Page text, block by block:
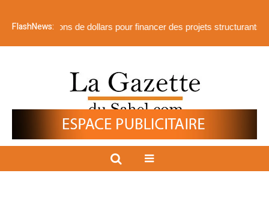
FlashNews:
millions de dollars pour financer des projets structurants